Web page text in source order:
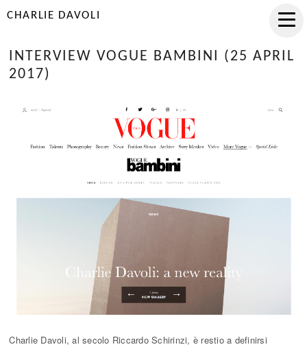
CHARLIE DAVOLI
INTERVIEW VOGUE BAMBINI (25 APRIL
2017)
Charlie Davoli, al secolo Riccardo Schirinzi, è restio a definirsi